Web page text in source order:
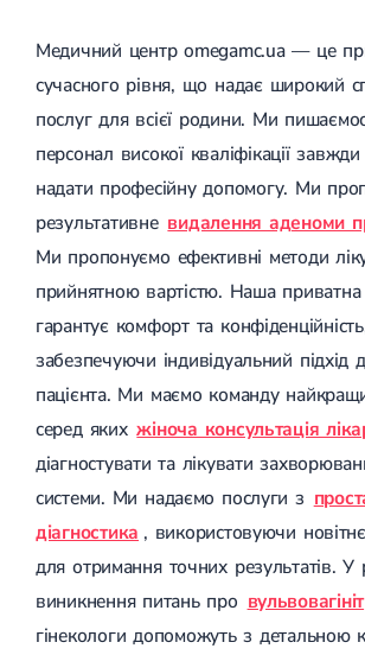
Медичний центр omegamc.ua — це
сучасного рівня, що надає широкий
послуг для всієї родини. Ми
персонал високої кваліфікації
надати професійну допомогу. Ми
результативне видалення аденоми
Ми пропонуємо ефективні методи
прийнятною вартістю. Наша приватна
гарантує комфорт та
забезпечуючи індивідуальний підхід
пацієнта. Ми маємо команду
серед яких жіноча консультація
діагностувати та лікувати
системи. Ми надаємо послуги з
діагностика , використовуючи
для отримання точних результатів. У
виникнення питань про вульвовагініт
гінекологи допоможуть з детальною